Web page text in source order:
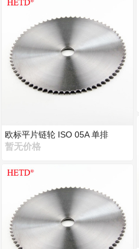
欧标平片链轮 ISO 05A 单排
暂无价格